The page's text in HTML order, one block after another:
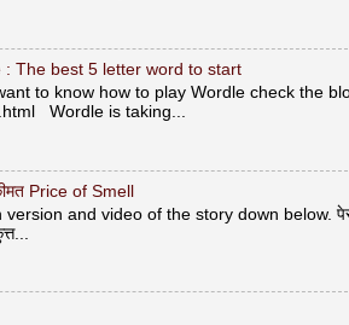
: The best 5 letter word to start
to know how to play Wordle check the
Wordle is taking...
Price of Smell
version and video of the story down below. पेरू